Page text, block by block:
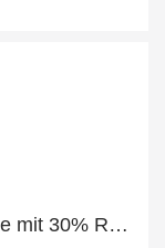
Neuestes Angebot - Damenschuhe mit 30% Rabatt